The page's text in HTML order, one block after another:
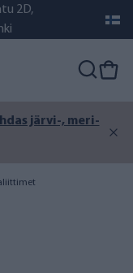
2D,
järvi-, meri-